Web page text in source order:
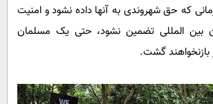
اجتماعی
حیات وحش
سیاست خارجی
که حق شهروندی به آنها داده نشود و امنیت
بین المللی تضمین نشود، حتی یک مسلمان
بازنخواهند گشت.